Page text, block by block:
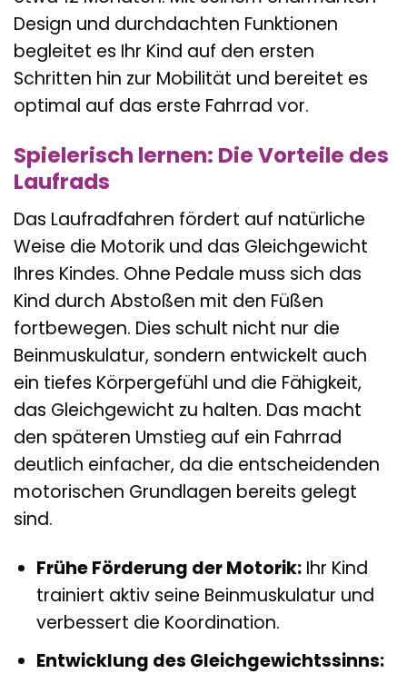
Design und durchdachten Funktionen
begleitet es Ihr Kind auf den ersten
Schritten hin zur Mobilität und bereitet es
optimal auf das erste Fahrrad vor.
Spielerisch lernen: Die Vorteile des
Laufrads
Das Laufradfahren fördert auf natürliche
Weise die Motorik und das Gleichgewicht
Ihres Kindes. Ohne Pedale muss sich das
Kind durch Abstoßen mit den Füßen
fortbewegen. Dies schult nicht nur die
Beinmuskulatur, sondern entwickelt auch
ein tiefes Körpergefühl und die Fähigkeit,
das Gleichgewicht zu halten. Das macht
den späteren Umstieg auf ein Fahrrad
deutlich einfacher, da die entscheidenden
motorischen Grundlagen bereits gelegt
sind.
Frühe Förderung der Motorik:Ihr Kind
trainiert aktiv seine Beinmuskulatur und
verbessert die Koordination.
Entwicklung des Gleichgewichtssinns: